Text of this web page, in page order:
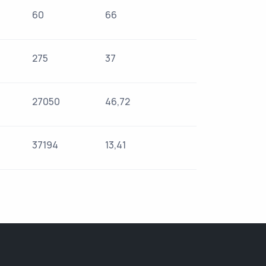
60 66
275 37
27050 46,72
37194 13,41